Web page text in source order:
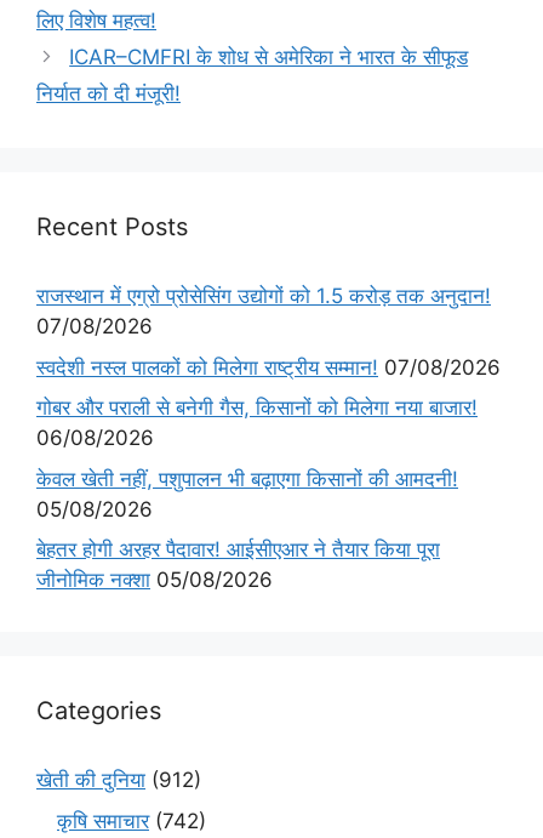
लिए विशेष महत्व!
ICAR–CMFRI के शोध से अमेरिका ने भारत के सीफूड
निर्यात को दी मंजूरी!
Recent Posts
राजस्थान में एग्रो प्रोसेसिंग उद्योगों को 1.5 करोड़ तक अनुदान!
07/08/2026
स्वदेशी नस्ल पालकों को मिलेगा राष्ट्रीय सम्मान! 07/08/2026
गोबर और पराली से बनेगी गैस, किसानों को मिलेगा नया बाजार!
06/08/2026
केवल खेती नहीं, पशुपालन भी बढ़ाएगा किसानों की आमदनी!
05/08/2026
बेहतर होगी अरहर पैदावार! आईसीएआर ने तैयार किया पूरा
जीनोमिक नक्शा 05/08/2026
Categories
खेती की दुनिया (912)
कृषि समाचार(742)